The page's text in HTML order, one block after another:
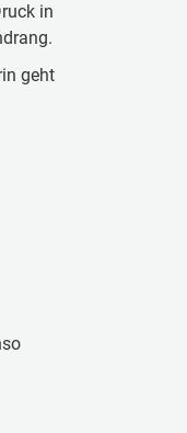
in
geht